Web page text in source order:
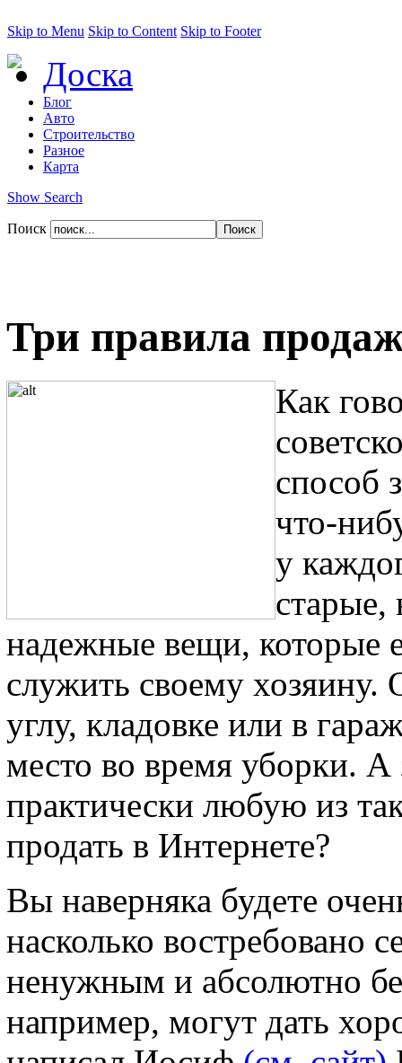
Skip to Menu Skip to Content Skip to Footer
Доска
Блог
Авто
Строительство
Разное
Карта
Show Search
Поиск
Три правила
Как
способ
что-
у
старые,
надежные вещи, которые
служить своему
углу, кладовке или в
место во время уборки. А
практически любую из
продать в Интернете?
Вы наверняка будете
насколько востребовано
ненужным и абсолютно
например, могут дать